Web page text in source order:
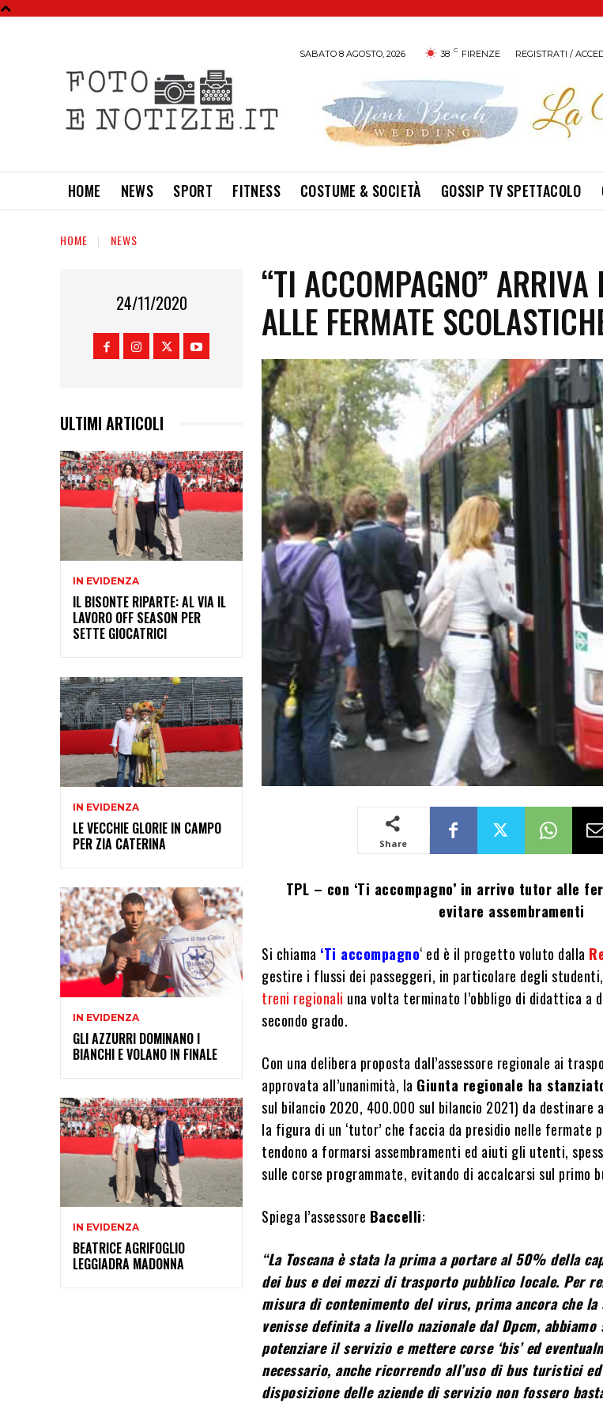
SABATO 8 AGOSTO, 2026 38 C FIRENZE REGISTRATI /
HOME NEWS SPORT FITNESS COSTUME & SOCIETÀ GOSSIP TV SPETTACOLO
HOME NEWS
24/11/2020
ULTIMI ARTICOLI
IN EVIDENZA
IL BISONTE RIPARTE: AL VIA IL
LAVORO OFF SEASON PER
SETTE GIOCATRICI
IN EVIDENZA
LE VECCHIE GLORIE IN CAMPO
PER ZIA CATERINA
IN EVIDENZA
GLI AZZURRI DOMINANO I
BIANCHI E VOLANO IN FINALE
IN EVIDENZA
BEATRICE AGRIFOGLIO
LEGGIADRA MADONNA
“TI ACCOMPAGNO” ARRIVA
ALLE FERMATE
Share
TPL – con ‘Ti accompagno’ in arrivo tutor alle
evitare assembramenti
Si chiama ‘Ti accompagno‘ ed è il progetto voluto dalla
gestire i flussi dei passeggeri, in particolare degli
treni regionali una volta terminato l’obbligo di didattica a
secondo grado.
Con una delibera proposta dall’assessore regionale ai
approvata all’unanimità, la Giunta regionale ha
sul bilancio 2020, 400.000 sul bilancio 2021) da
la figura di un ‘tutor’ che faccia da presidio nelle fermate
tendono a formarsi assembramenti ed aiuti gli utenti,
sulle corse programmate, evitando di accalcarsi sul primo
Spiega l’assessore Baccelli:
“La Toscana è stata la prima a portare al 50% della
dei bus e dei mezzi di trasporto pubblico locale. Per
misura di contenimento del virus, prima ancora che la
venisse definita a livello nazionale dal Dpcm,
potenziare il servizio e mettere corse ‘bis’ ed
necessario, anche ricorrendo all’uso di bus turistici
disposizione delle aziende di servizio non fossero